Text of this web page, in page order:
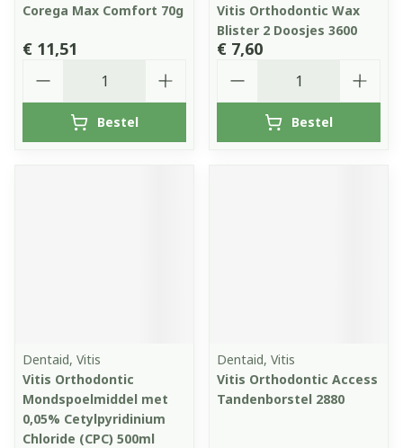
Corega Max Comfort 70g
€ 11,51
Bestel
Vitis Orthodontic Wax
Blister 2 Doosjes 3600
€ 7,60
Bestel
Dentaid, Vitis
Vitis Orthodontic
Mondspoelmiddel met
0,05% Cetylpyridinium
Chloride (CPC) 500ml
Dentaid, Vitis
Vitis Orthodontic Access
Tandenborstel 2880